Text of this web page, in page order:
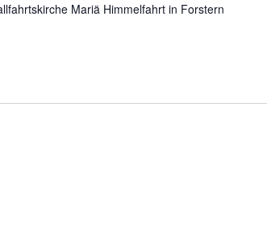
Mariä Himmelfahrt in Forstern